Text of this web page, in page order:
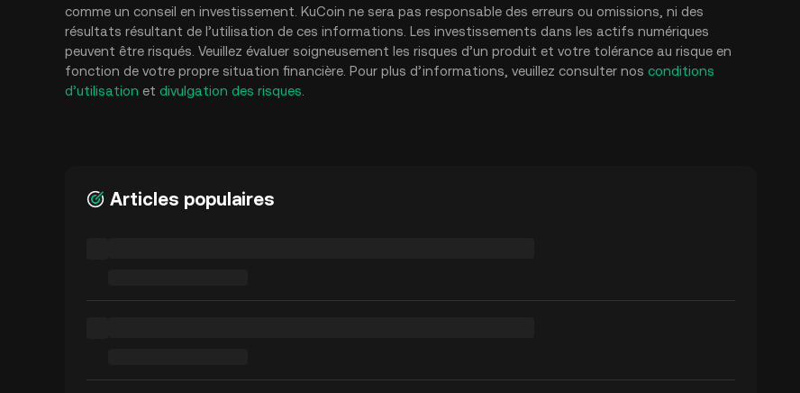
comme un conseil en investissement. KuCoin ne sera pas responsable des erreurs ou omissions, ni des
résultats résultant de l’utilisation de ces informations. Les investissements dans les actifs numériques
peuvent être risqués. Veuillez évaluer soigneusement les risques d’un produit et votre tolérance au risque en
fonction de votre propre situation financière. Pour plus d’informations, veuillez consulter nos conditions
d’utilisation et divulgation des risques
Articles populaires